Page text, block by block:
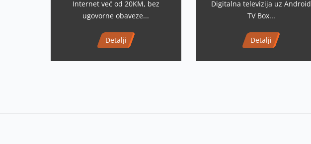
Internet već od 20KM, bez
ugovorne obaveze...
Detalji
Digitalna televizija uz Android
TV Box...
Detalji